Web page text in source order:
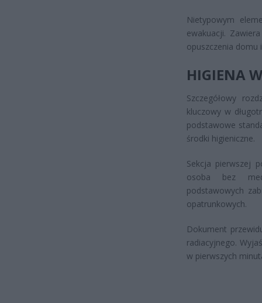
Nietypowym
ewakuacji.
opuszczenia domu
HIGIENA
Szczegółowy
kluczowy w
podstawowe
środki higieniczne.
Sekcja pierwszej
osoba bez
podstawowych
opatrunkowych.
Dokument
radiacyjnego.
w pierwszych